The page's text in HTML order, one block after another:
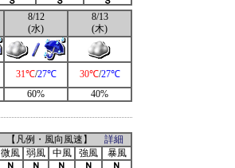
8/12
(水)
8/13
(木)
31℃/27℃ 30℃/27℃
60% 40%
【凡例・風向風速】
詳細
微風 弱風 中風 強風 暴風